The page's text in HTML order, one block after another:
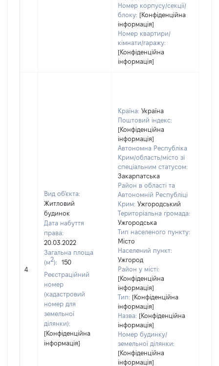
Номер корпусу/секції/
блоку: [Конфіденційна
інформація]
Номер квартири/
кімнати/гаражу:
[Конфіденційна
інформація]
4
Вид об'єкта:
Житловий
будинок
Дата набуття
права:
20.03.2022
Загальна площа
(м2):
150
Реєстраційний
номер
(кадастровий
номер для
земельної
ділянки):
[Конфіденційна
інформація]
Країна: Україна
Поштовий індекс:
[Конфіденційна
інформація]
Автономна Республіка
Крим/область/місто зі
спеціальним статусом:
Закарпатська
Район в області та
Автономній Республіці
Крим: Ужгородський
Територіальна громада:
Ужгородська
Тип населеного пункту:
Місто
Населений пункт:
Ужгород
Район у місті:
[Конфіденційна
інформація]
Тип: [Конфіденційна
інформація]
Назва: [Конфіденційна
інформація]
Номер будинку/
земельної ділянки:
[Конфіденційна
інформація]